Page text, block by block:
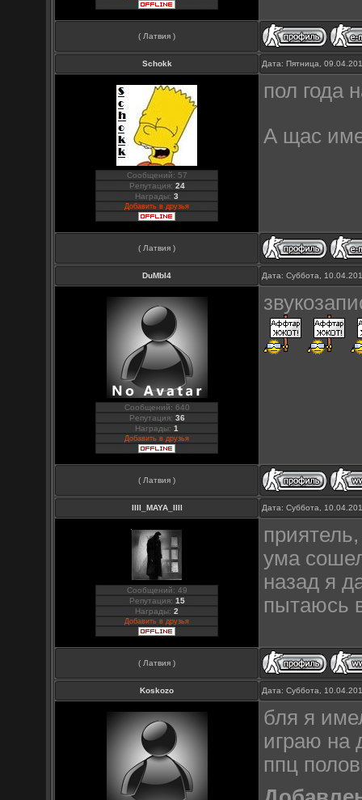
( Латвия )
Schokk Дата: Пятница,
Сообщений: 57
Репутация: 24
Награды:3
Добавить в друзья
пол года
А щас
( Латвия )
DuMbI4 Дата: Суббота,
Сообщений: 640
Репутация: 36
Награды:1
Добавить в друзья
( Латвия )
llll_MAYA_llll Дата: Суббота,
Сообщений: 49
Репутация: 15
Награды:2
Добавить в друзья
ума
назад я
пытаюсь
( Латвия )
Koskozo Дата: Суббота,
бля я
играю на
ппц